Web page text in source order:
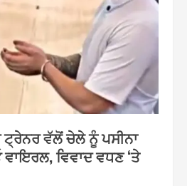
ਟ੍ਰੇਨਰ ਵੱਲੋਂ ਚੇਲੇ ਨੂੰ ਪਸੀਨਾ
ਵਾਇਰਲ, ਵਿਵਾਦ ਵਧਣ ‘ਤੇ